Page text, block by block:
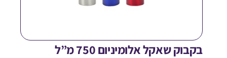
שאקל אלומיניום 750 מ”ל